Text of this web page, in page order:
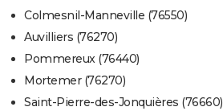
Colmesnil-Manneville (76550)
Auvilliers (76270)
Pommereux (76440)
Mortemer (76270)
Saint-Pierre-des-Jonquières (76660)